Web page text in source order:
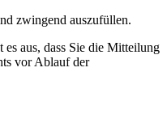
zwingend auszufüllen.
aus, dass Sie die Mitteilung
vor Ablauf der